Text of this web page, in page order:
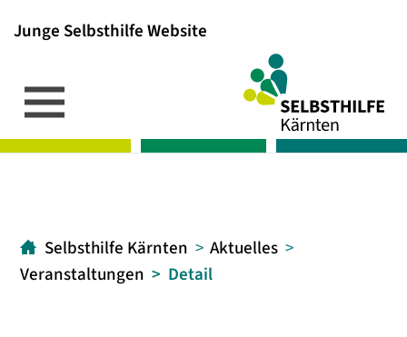
Junge Selbsthilfe Website
[1]
[2]
[3]
Selbsthilfe Kärnten
Aktuelles
Veranstaltungen
Detail